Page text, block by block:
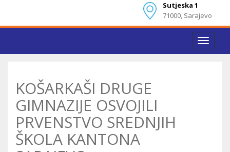
Sutjeska 1
71000, Sarajevo
Toggle
KOŠARKAŠI DRUGE
GIMNAZIJE OSVOJILI
PRVENSTVO SREDNJIH
ŠKOLA KANTONA